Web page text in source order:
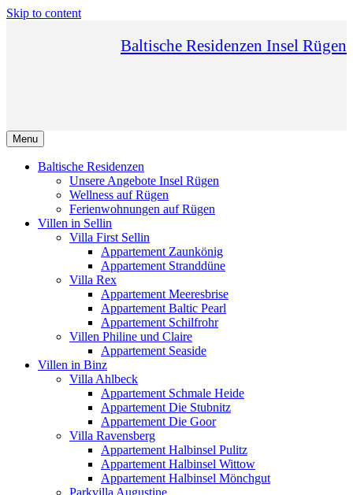
Skip to content
Baltische Residenzen Insel Rügen
Menu
Baltische Residenzen
Unsere Angebote Insel Rügen
Wellness auf Rügen
Ferienwohnungen auf Rügen
Villen in Sellin
Villa First Sellin
Appartement Zaunkönig
Appartement Stranddüne
Villa Rex
Appartement Meeresbrise
Appartement Baltic Pearl
Appartement Schilfrohr
Villen Philine und Claire
Appartement Seaside
Villen in Binz
Villa Ahlbeck
Appartement Schmale Heide
Appartement Die Stubnitz
Appartement Die Goor
Villa Ravensberg
Appartement Halbinsel Pulitz
Appartement Halbinsel Wittow
Appartement Halbinsel Mönchgut
Parkvilla Augustine